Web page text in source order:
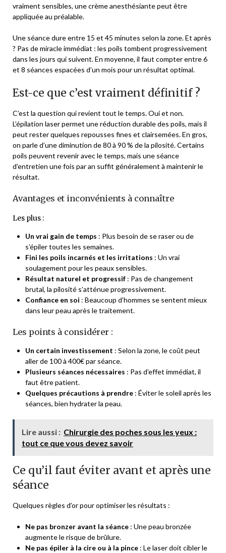
vraiment sensibles, une crème anesthésiante peut être
appliquée au préalable.
Une séance dure entre 15 et 45 minutes selon la zone. Et après
? Pas de miracle immédiat : les poils tombent progressivement
dans les jours qui suivent. En moyenne, il faut compter entre 6
et 8 séances espacées d’un mois pour un résultat optimal.
Est-ce que c’est vraiment définitif ?
C’est la question qui revient tout le temps. Oui et non.
L’épilation laser permet une réduction durable des poils, mais il
peut rester quelques repousses fines et clairsemées. En gros,
on parle d’une diminution de 80 à 90 % de la pilosité. Certains
poils peuvent revenir avec le temps, mais une séance
d’entretien une fois par an suffit généralement à maintenir le
résultat.
Avantages et inconvénients à connaître
Les plus :
Un vrai gain de temps : Plus besoin de se raser ou de
s’épiler toutes les semaines.
Fini les poils incarnés et les irritations : Un vrai
soulagement pour les peaux sensibles.
Résultat naturel et progressif : Pas de changement
brutal, la pilosité s’atténue progressivement.
Confiance en soi : Beaucoup d’hommes se sentent mieux
dans leur peau après le traitement.
Les points à considérer :
Un certain investissement : Selon la zone, le coût peut
aller de 100 à 400€ par séance.
Plusieurs séances nécessaires : Pas d’effet immédiat, il
faut être patient.
Quelques précautions à prendre : Éviter le soleil après les
séances, bien hydrater la peau.
Lire aussi : Chirurgie des poches sous les yeux :
tout ce que vous devez savoir
Ce qu’il faut éviter avant et après une
séance
Quelques règles d’or pour optimiser les résultats :
Ne pas bronzer avant la séance : Une peau bronzée
augmente le risque de brûlure.
Ne pas épiler à la cire ou à la pince : Le laser doit cibler le